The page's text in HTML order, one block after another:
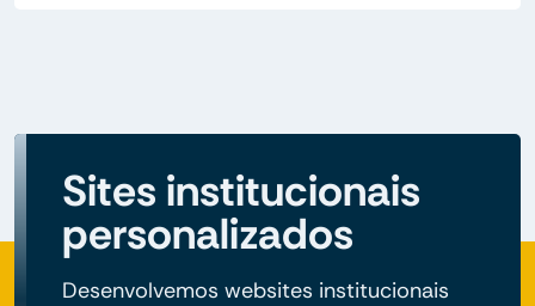
Sites institucionais
personalizados
Desenvolvemos websites institucionais